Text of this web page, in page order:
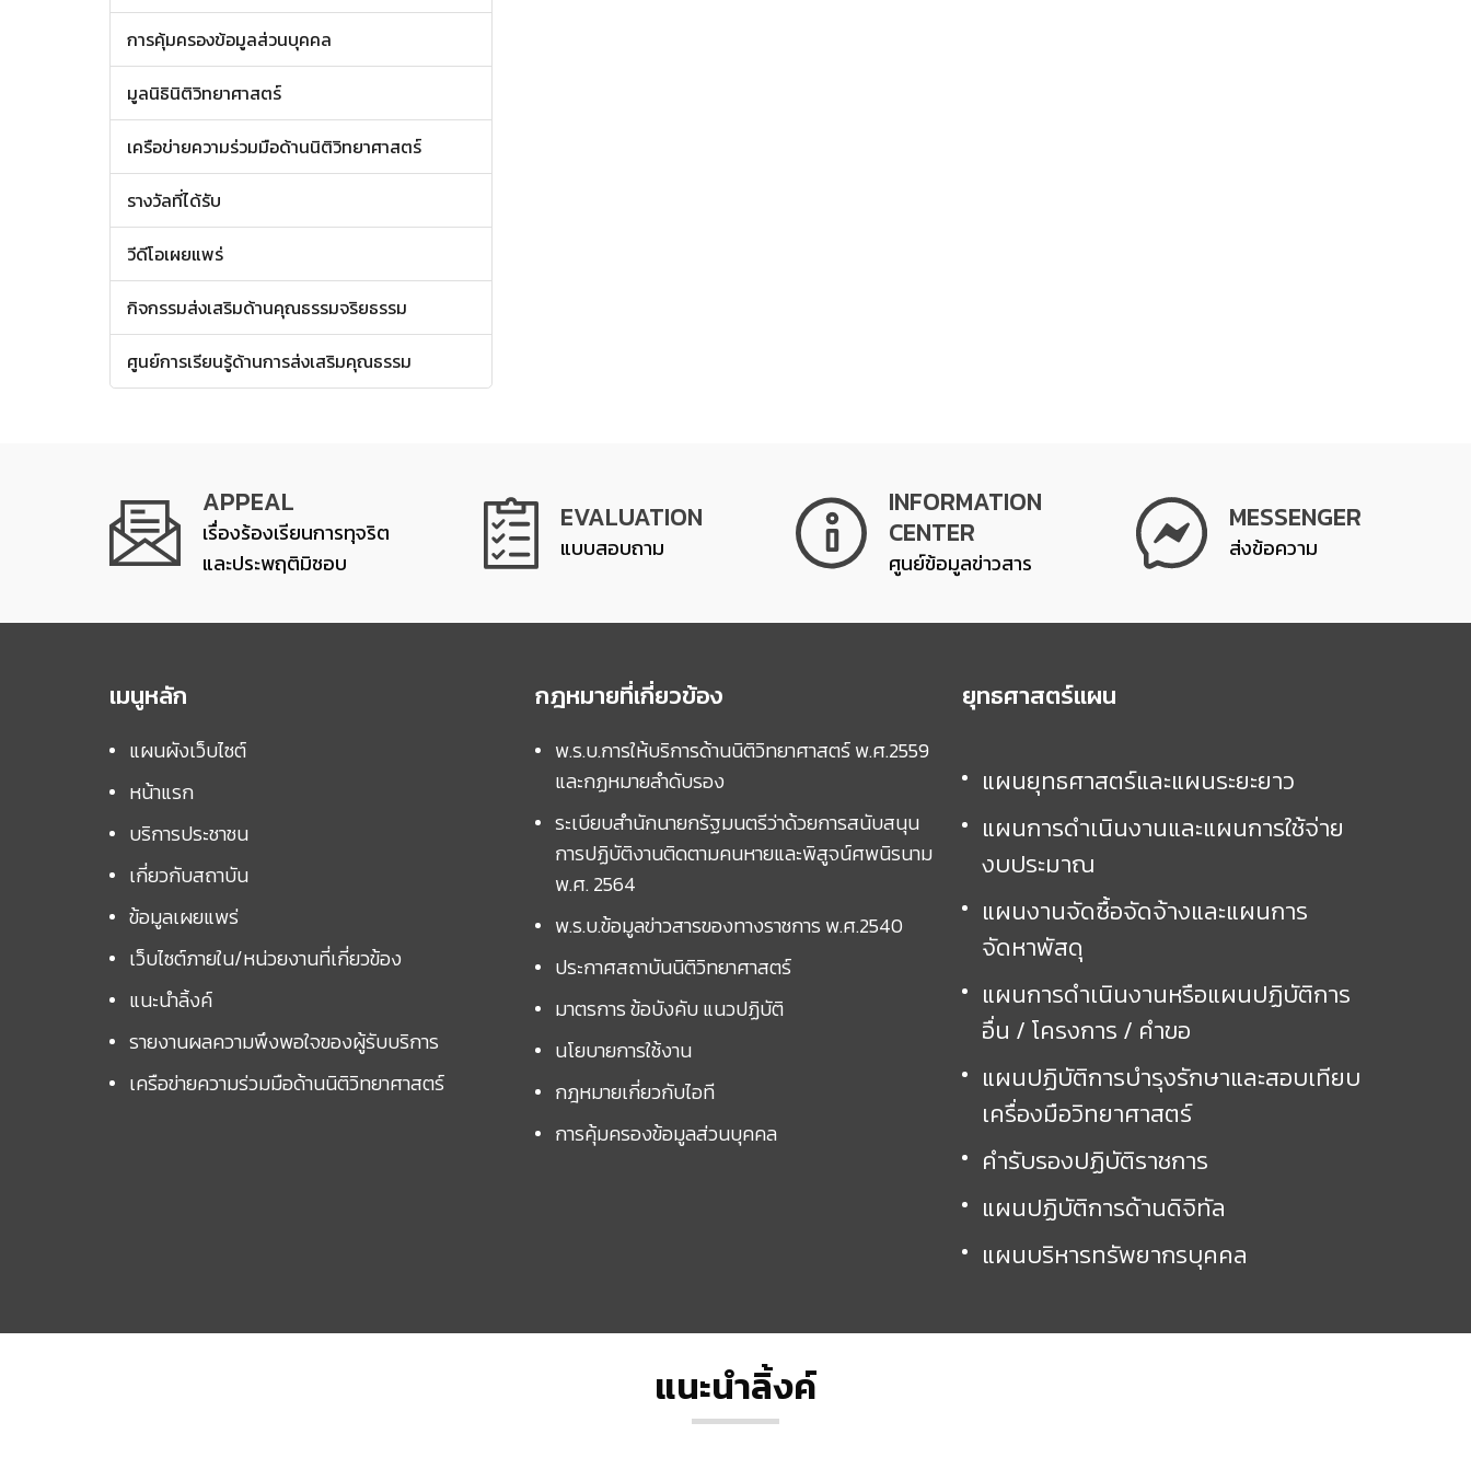
การคุ้มครองข้อมูลส่วนบุคคล
มูลนิธินิติวิทยาศาสตร์
เครือข่ายความร่วมมือด้านนิติวิทยาศาสตร์
รางวัลที่ได้รับ
วีดีโอเผยแพร่
กิจกรรมส่งเสริมด้านคุณธรรมจริยธรรม
ศูนย์การเรียนรู้ด้านการส่งเสริมคุณธรรม
APPEAL
เรื่องร้องเรียนการทุจริต
และประพฤติมิชอบ
EVALUATION
แบบสอบถาม
INFORMATION
CENTER
ศูนย์ข้อมูลข่าวสาร
MESSENGER
ส่งข้อความ
เมนูหลัก
แผนผังเว็บไซต์
หน้าแรก
บริการประชาชน
เกี่ยวกับสถาบัน
ข้อมูลเผยแพร่
เว็บไซต์ภายใน/หน่วยงานที่เกี่ยวข้อง
แนะนำลิ้งค์
รายงานผลความพึงพอใจของผู้รับบริการ
เครือข่ายความร่วมมือด้านนิติวิทยาศาสตร์
กฎหมายที่เกี่ยวข้อง
พ.ร.บ.การให้บริการด้านนิติวิทยาศาสตร์ พ.ศ.2559
และกฏหมายลำดับรอง
ระเบียบสำนักนายกรัฐมนตรีว่าด้วยการสนับสนุน
การปฏิบัติงานติดตามคนหายและพิสูจน์ศพนิรนาม
พ.ศ. 2564
พ.ร.บ.ข้อมูลข่าวสารของทางราชการ พ.ศ.2540
ประกาศสถาบันนิติวิทยาศาสตร์
มาตรการ ข้อบังคับ แนวปฏิบัติ
นโยบายการใช้งาน
กฎหมายเกี่ยวกับไอที
การคุ้มครองข้อมูลส่วนบุคคล
ยุทธศาสตร์แผน
แผนยุทธศาสตร์และแผนระยะยาว
แผนการดำเนินงานและแผนการใช้จ่าย
งบประมาณ
แผนงานจัดซื้อจัดจ้างและแผนการ
จัดหาพัสดุ
แผนการดำเนินงานหรือแผนปฏิบัติการ
อื่น / โครงการ / คำขอ
แผนปฏิบัติการบำรุงรักษาและสอบเทียบ
เครื่องมือวิทยาศาสตร์
คำรับรองปฏิบัติราชการ
แผนปฏิบัติการด้านดิจิทัล
แผนบริหารทรัพยากรบุคคล
แนะนำลิ้งค์